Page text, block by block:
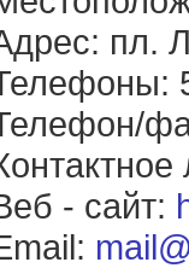
пл.
- сайт: